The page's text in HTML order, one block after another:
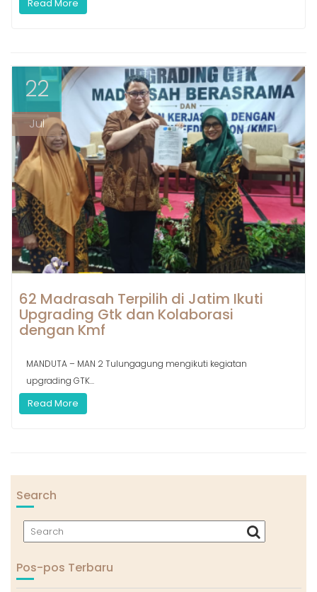
Read More
22
Jul
62 Madrasah Terpilih di Jatim Ikuti
Upgrading Gtk dan Kolaborasi
dengan Kmf
MANDUTA – MAN 2 Tulungagung mengikuti kegiatan
upgrading GTK...
Read More
Search
Pos-pos Terbaru